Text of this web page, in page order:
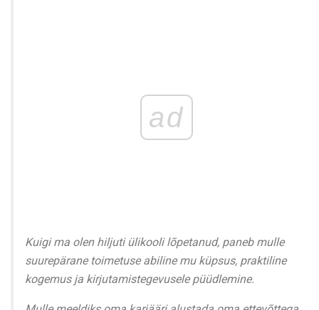
ad
Kuigi ma olen hiljuti ülikooli lõpetanud, paneb mulle
suurepärane toimetuse abiline mu küpsus, praktiline
kogemus ja kirjutamistegevusele püüdlemine.